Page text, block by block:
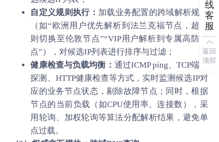
自定义规则执行： 加载业务配置的跨域解析规则
（如“欧洲用户优先解析到法兰克福节点，超时
则切换至伦敦节点”“VIP用户解析到专属高防节
点”），对候选IP列表进行排序与过滤；
健康检查与负载均衡： 通过ICMP ping、TCP端口
探测、HTTP健康检查等方式，实时监测候选IP对
应的业务节点状态，剔除故障节点；同时，根据
节点的当前负载（如CPU使用率、连接数），采
用轮询、加权轮询等算法分配解析结果，避免单
点过载。
线
客
服
返回
顶部